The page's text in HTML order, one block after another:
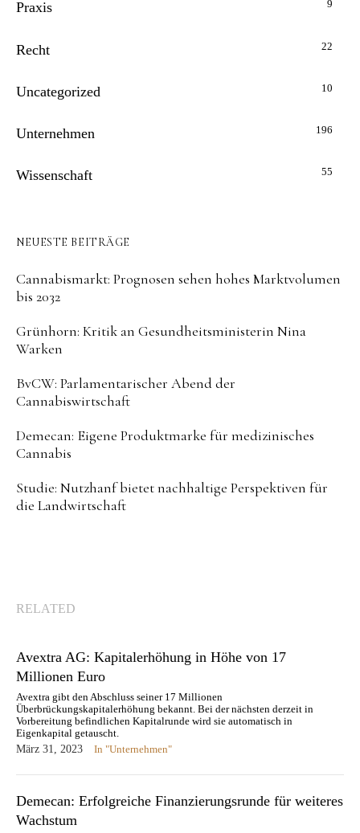
Praxis 9
Recht 22
Uncategorized 10
Unternehmen 196
Wissenschaft 55
NEUESTE BEITRÄGE
Cannabismarkt: Prognosen sehen hohes Marktvolumen
bis 2032
Grünhorn: Kritik an Gesundheitsministerin Nina
Warken
BvCW: Parlamentarischer Abend der
Cannabiswirtschaft
Demecan: Eigene Produktmarke für medizinisches
Cannabis
Studie: Nutzhanf bietet nachhaltige Perspektiven für
die Landwirtschaft
RELATED
Avextra AG: Kapitalerhöhung in Höhe von 17
Millionen Euro
Avextra gibt den Abschluss seiner 17 Millionen
Überbrückungskapitalerhöhung bekannt. Bei der nächsten derzeit in
Vorbereitung befindlichen Kapitalrunde wird sie automatisch in
Eigenkapital getauscht.
März 31, 2023
In "Unternehmen"
Demecan: Erfolgreiche Finanzierungsrunde für weiteres
Wachstum